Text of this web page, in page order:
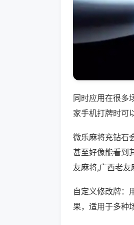
同时应用在很多
家手机打牌时可
微乐麻将充钻石
甚至好像能看到
友麻将,广西老
自定义修改牌：
果，适用于多种